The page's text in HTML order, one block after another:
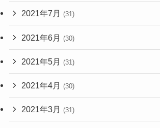
2021年7月 (31)
2021年6月 (30)
2021年5月 (31)
2021年4月 (30)
2021年3月 (31)